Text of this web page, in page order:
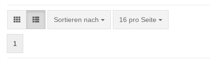
Sortieren nach
Sortieren nach 16 pro Seite
pro Seite
1